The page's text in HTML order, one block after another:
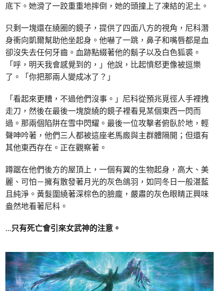
底下。她滑了一跤重重地摔倒，她的頭撞上了凍結的泥土。
只剩一塊還在繞圈的鏡子，提供了四面八方的視角，尼科潛
身衝向凱爾幫助他坐起身。他嚇了一跳，鼻子和嘴唇都是血
卻沒失去任何牙齒。血跡點綴著他的鬍子以及白色狐裘。
「呼，明天我會感覺到的，」他說，比起憤怒更像被逗樂
了。「你把那兩人變成冰了？」
「看起來更糟，不過他們沒事。」尼科從預兆覓徑人手裡拽
走刀，然後在最後一塊旋繞的鏡子裡看見某個東西一閃而
過。那兩個陷阱在雪中閃耀。最後一位攻擊者俯臥於地，輕
聲呻吟著，他們三人都被這座老馬廄與主群體隔開；但還有
其他東西存在。正在觀察著。
蹲踞在他們後方的屋頂上，一個有翼的生物起身，高大、美
麗、可怕－擁有散發著月光的灰色鴿羽，如同冬日一般湛藍
且純淨。黃髮圍繞著深棕色的臉龐，嚴肅的灰色眼睛正興味
盎然地看著尼科。
...只有死亡會引來女武神的注意。